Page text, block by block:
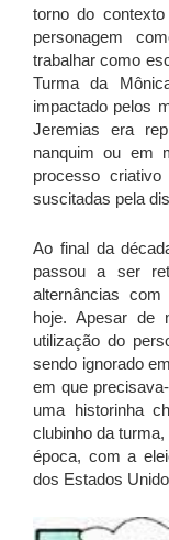
torno do
personagem
trabalhar como
Turma da
impactado pelos
Jeremias era
nanquim ou em
processo
suscitadas pela
Ao final da
passou a ser
alternâncias
hoje. Apesar de
utilização do
sendo ignorado
em que
uma historinha
clubinho da
época, com a
dos Estados